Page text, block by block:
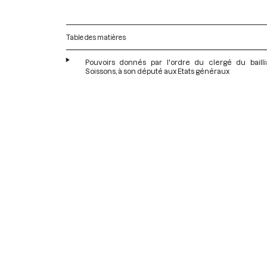
Table des matières
Pouvoirs donnés par l'ordre du clergé du
Soissons, à son député aux Etats généraux